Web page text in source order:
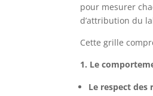
pour mesurer
d’attribution du
Cette grille
1. Le
Le respect des